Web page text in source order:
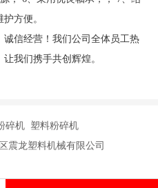
方便。
信经营！我们公司全体员工热
我们携手共创辉煌。
碎机 塑料粉碎机
震龙塑料机械有限公司